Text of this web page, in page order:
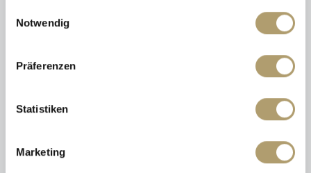
Notwendig
Präferenzen
Statistiken
Marketing